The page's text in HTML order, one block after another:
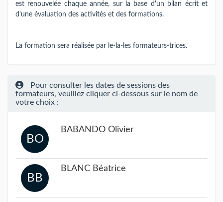
est renouvelée chaque année, sur la base d'un bilan écrit et
d'une évaluation des activités et des formations.
La formation sera réalisée par le-la-les formateurs-trices.
Pour consulter les dates de sessions des
formateurs, veuillez cliquer ci-dessous sur le nom de
votre choix :
BO
BABANDO Olivier
BB
BLANC Béatrice